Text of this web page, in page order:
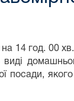
14 год. 00
посади,